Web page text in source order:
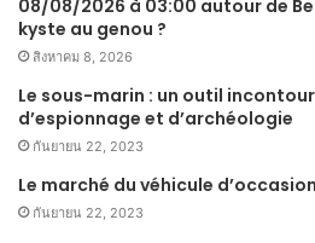
08/08/2026 à 03:00 autour de
kyste au genou ?
สิงหาคม 8, 2026
Le sous-marin : un outil
d’espionnage et d’archéologie
กันยายน 22, 2023
Le marché du véhicule
กันยายน 22, 2023